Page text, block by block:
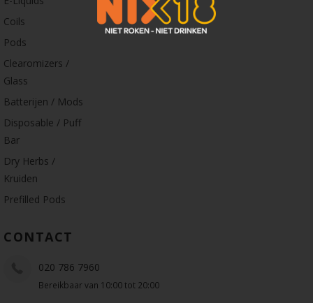
Coils
Pods
Clearomizers /
Glass
Batterijen / Mods
Disposable / Puff
Bar
Dry Herbs /
Kruiden
Prefilled Pods
CONTACT
020 786 7960
Bereikbaar van 10:00 tot 20:00